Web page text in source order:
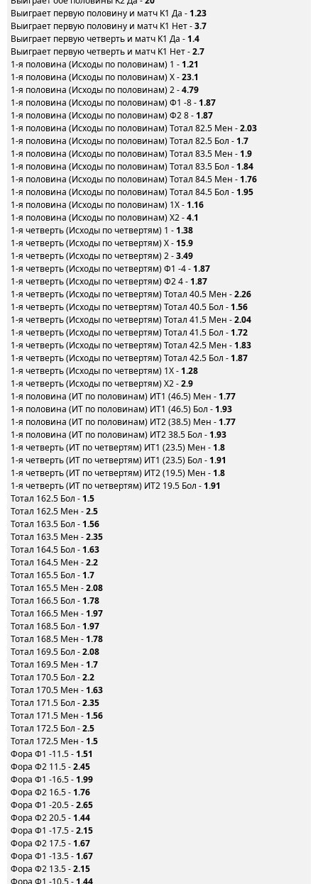
Выиграет первую половину и матч K1 Да - 1.23
Выиграет первую половину и матч K1 Нет -3.7
Выиграет первую четверть и матч K1 Да - 1.4
Выиграет первую четверть и матч K1 Нет -2.7
1-я половина (Исходы по половинам) 1 - 1.21
1-я половина (Исходы по половинам) X -23.1
1-я половина (Исходы по половинам) 2 -4.79
1-я половина (Исходы по половинам) Ф1 -8 - 1.87
1-я половина (Исходы по половинам) Ф2 8 - 1.87
1-я половина (Исходы по половинам) Тотал 82.5 Мен -2.03
1-я половина (Исходы по половинам) Тотал 82.5 Бол - 1.7
1-я половина (Исходы по половинам) Тотал 83.5 Мен - 1.9
1-я половина (Исходы по половинам) Тотал 83.5 Бол - 1.84
1-я половина (Исходы по половинам) Тотал 84.5 Мен - 1.76
1-я половина (Исходы по половинам) Тотал 84.5 Бол - 1.95
1-я половина (Исходы по половинам) 1X - 1.16
1-я половина (Исходы по половинам) X2 -4.1
1-я четверть (Исходы по четвертям) 1 - 1.38
1-я четверть (Исходы по четвертям) X - 15.9
1-я четверть (Исходы по четвертям) 2 -3.49
1-я четверть (Исходы по четвертям) Ф1 -4 - 1.87
1-я четверть (Исходы по четвертям) Ф2 4 - 1.87
1-я четверть (Исходы по четвертям) Тотал 40.5 Мен -2.26
1-я четверть (Исходы по четвертям) Тотал 40.5 Бол - 1.56
1-я четверть (Исходы по четвертям) Тотал 41.5 Мен -2.04
1-я четверть (Исходы по четвертям) Тотал 41.5 Бол - 1.72
1-я четверть (Исходы по четвертям) Тотал 42.5 Мен - 1.83
1-я четверть (Исходы по четвертям) Тотал 42.5 Бол - 1.87
1-я четверть (Исходы по четвертям) 1X - 1.28
1-я четверть (Исходы по четвертям) X2 -2.9
1-я половина (ИТ по половинам) ИТ1 (46.5) Мен - 1.77
1-я половина (ИТ по половинам) ИТ1 (46.5) Бол - 1.93
1-я половина (ИТ по половинам) ИТ2 (38.5) Мен - 1.77
1-я половина (ИТ по половинам) ИТ2 38.5 Бол - 1.93
1-я четверть (ИТ по четвертям) ИТ1 (23.5) Мен - 1.8
1-я четверть (ИТ по четвертям) ИТ1 (23.5) Бол - 1.91
1-я четверть (ИТ по четвертям) ИТ2 (19.5) Мен - 1.8
1-я четверть (ИТ по четвертям) ИТ2 19.5 Бол - 1.91
Тотал 162.5 Бол - 1.5
Тотал 162.5 Мен -2.5
Тотал 163.5 Бол - 1.56
Тотал 163.5 Мен -2.35
Тотал 164.5 Бол - 1.63
Тотал 164.5 Мен -2.2
Тотал 165.5 Бол - 1.7
Тотал 165.5 Мен -2.08
Тотал 166.5 Бол - 1.78
Тотал 166.5 Мен - 1.97
Тотал 168.5 Бол - 1.97
Тотал 168.5 Мен - 1.78
Тотал 169.5 Бол -2.08
Тотал 169.5 Мен - 1.7
Тотал 170.5 Бол -2.2
Тотал 170.5 Мен - 1.63
Тотал 171.5 Бол -2.35
Тотал 171.5 Мен - 1.56
Тотал 172.5 Бол -2.5
Тотал 172.5 Мен - 1.5
Фора Ф1 -11.5 - 1.51
Фора Ф2 11.5 -2.45
Фора Ф1 -16.5 - 1.99
Фора Ф2 16.5 - 1.76
Фора Ф1 -20.5 -2.65
Фора Ф2 20.5 - 1.44
Фора Ф1 -17.5 -2.15
Фора Ф2 17.5 - 1.67
Фора Ф1 -13.5 - 1.67
Фора Ф2 13.5 -2.15
Фора Ф1 -10.5 - 1.44